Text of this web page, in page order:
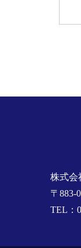
株式会
〒883-
TEL：